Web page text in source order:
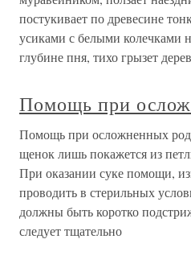
постукивает по древесине
усиками с белыми колечками
глубине пня, тихо грызет
Помощь при
Помощь при осложненных
щенок лишь покажется из
При оказании суке помощи,
проводить в стерильных
должны быть коротко
следует тщательно